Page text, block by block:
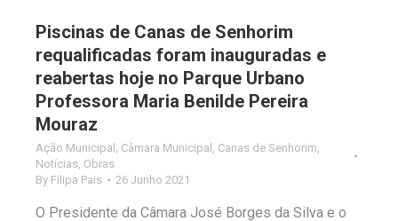
Piscinas de Canas de Senhorim
requalificadas foram inauguradas e
reabertas hoje no Parque Urbano
Professora Maria Benilde Pereira
Mouraz
Ação Municipal Câmara Municipal Canas de Senhorim
Notícias Obras
By Filipa Pais 26 Junho 2021
O Presidente da Câmara José Borges da Silva e o